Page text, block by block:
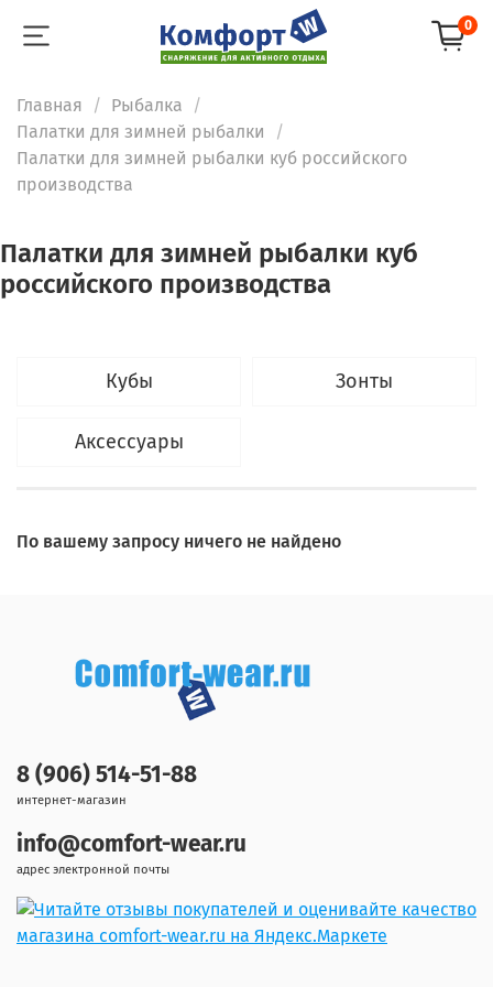
0
Главная
Рыбалка
Палатки для зимней рыбалки
Палатки для зимней рыбалки куб российского
производства
Палатки для зимней рыбалки куб
российского производства
Кубы Зонты
Аксессуары
По вашему запросу ничего не найдено
8 (906) 514-51-88
интернет-магазин
info@comfort-wear.ru
адрес электронной почты